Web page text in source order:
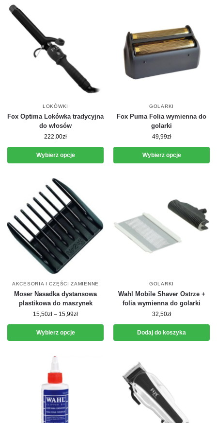
LOKÓWKI
Fox Optima Lokówka tradycyjna
do włosów
222,00zł
Wybierz opcje
GOLARKI
Fox Puma Folia wymienna do
golarki
49,99zł
Wybierz opcje
AKCESORIA I CZĘŚCI ZAMIENNE
Moser Nasadka dystansowa
plastikowa do maszynek
15,50zł – 15,99zł
Wybierz opcje
GOLARKI
Wahl Mobile Shaver Ostrze +
folia wymienna do golarki
32,50zł
Dodaj do koszyka